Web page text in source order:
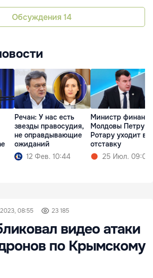
Обсуждения 14
Речан: У нас есть
звезды правосудия,
не оправдывающие
ожиданий
12 Фев. 10:44
Министр
Молдовы Петру
Ротару уходит в
отставку
25 Июл. 09:04
08:55 23 185
видео атаки
по Крымскому